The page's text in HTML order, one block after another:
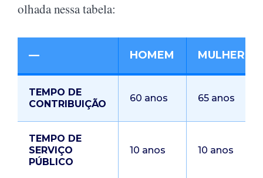
olhada nessa tabela:
— HOMEM MULHER
TEMPO DE
CONTRIBUIÇÃO
60 anos 65 anos
TEMPO DE
SERVIÇO
PÚBLICO
10 anos 10 anos